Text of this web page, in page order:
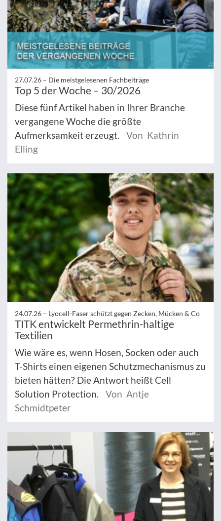
27.07.26 – Die meistgelesenen Fachbeiträge
Top 5 der Woche – 30/2026
Diese fünf Artikel haben in Ihrer Branche
vergangene Woche die größte
Aufmerksamkeit erzeugt.
Von Kathrin
Elling
24.07.26 – Lyocell-Faser schützt gegen Zecken, Mücken & Co
TITK entwickelt Permethrin-haltige
Textilien
Wie wäre es, wenn Hosen, Socken oder auch
T-Shirts einen eigenen Schutzmechanismus zu
bieten hätten? Die Antwort heißt Cell
Solution Protection.
Von Antje
Schmidtpeter